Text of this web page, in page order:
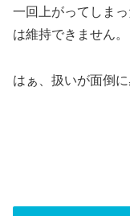
一回上がってしま
は維持できません。
はぁ、扱いが面倒に